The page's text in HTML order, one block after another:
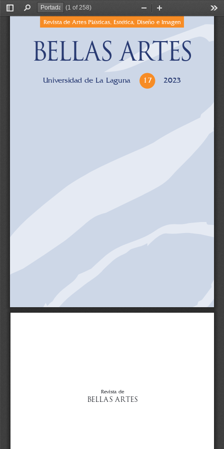
Toggle
Find
(1 of 258)
Zoom
Out
In
17 2023
Universidad de La Laguna
Revista de Artes Plásticas, Estética, Diseño e Imagen
BELL AS ARTES
Revista de
BELLAS ARTES